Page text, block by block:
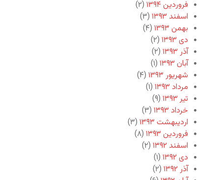
فروردین ۱۳۹۴
(۲)
اسفند ۱۳۹۳
(۳)
بهمن ۱۳۹۳
(۴)
دی ۱۳۹۳
(۲)
آذر ۱۳۹۳
(۲)
آبان ۱۳۹۳
(۱)
شهریور ۱۳۹۳
(۴)
مرداد ۱۳۹۳
(۱)
تیر ۱۳۹۳
(۹)
خرداد ۱۳۹۳
(۳)
اردیبهشت ۱۳۹۳
(۳)
فروردین ۱۳۹۳
(۸)
اسفند ۱۳۹۲
(۲)
دی ۱۳۹۲
(۱)
آذر ۱۳۹۲
(۲)